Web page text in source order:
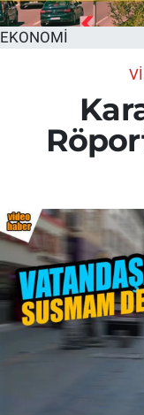
EKONOMİ